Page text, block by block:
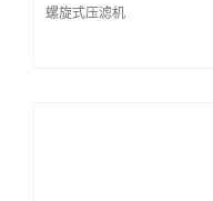
螺旋式压滤机